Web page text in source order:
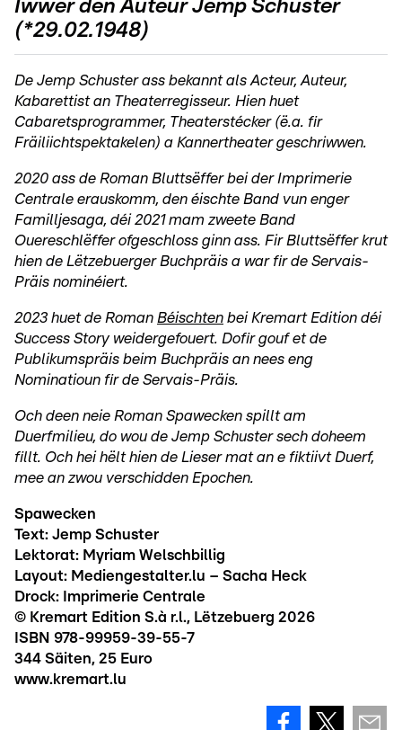
Iwwer den Auteur Jemp Schuster
(*29.02.1948)
De Jemp Schuster ass bekannt als Acteur, Auteur,
Kabarettist an Theaterregisseur. Hien huet
Cabaretsprogrammer, Theaterstécker (ë.a. fir
Fräiliichtspektakelen) a Kannertheater geschriwwen.
2020 ass de Roman Bluttsëffer bei der Imprimerie
Centrale erauskomm, den éischte Band vun enger
Familljesaga, déi 2021 mam zweete Band
Ouereschlëffer ofgeschloss ginn ass. Fir Bluttsëffer krut
hien de Lëtzebuerger Buchpräis a war fir de Servais-
Präis nominéiert.
2023 huet de Roman Béischten bei Kremart Edition déi
Success Story weidergefouert. Dofir gouf et de
Publikumspräis beim Buchpräis an nees eng
Nominatioun fir de Servais-Präis.
Och deen neie Roman Spawecken spillt am
Duerfmilieu, do wou de Jemp Schuster sech doheem
fillt. Och hei hëlt hien de Lieser mat an e fiktiivt Duerf,
mee an zwou verschidden Epochen.
Spawecken
Text: Jemp Schuster
Lektorat: Myriam Welschbillig
Layout: Mediengestalter.lu – Sacha Heck
Drock: Imprimerie Centrale
© Kremart Edition S.à r.l., Lëtzebuerg 2026
ISBN 978-99959-39-55-7
344 Säiten, 25 Euro
www.kremart.lu